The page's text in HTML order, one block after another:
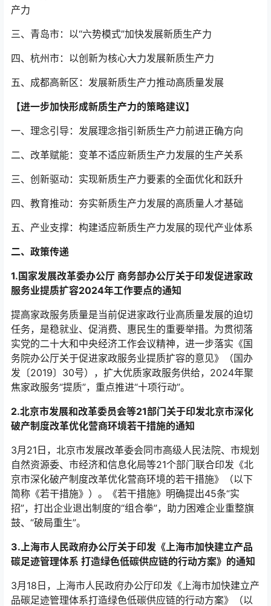
产力
三、青岛市：以“六势模式”加快发展新质生产力
四、杭州市：以创新为核心大力发展新质生产力
五、成都高新区：发展新质生产力推动高质量发展
【进一步加快形成新质生产力的策略建议】
一、理念引导：发展理念指引新质生产力前进正确方向
二、改革赋能：变革不适应新质生产力发展的生产关系
三、创新驱动：实现新质生产力要素的全面优化和跃升
四、教育推动：夯实新质生产力发展的高质量人才基础
五、产业支撑：构建适应新质生产力发展的现代产业体系
二、政策传递
1.国家发展改革委办公厅 商务部办公厅关于印发促进家政
服务业提质扩容2024年工作要点的通知
提高家政服务质量是当前促进家政行业高质量发展的迫切
任务，是稳就业、促消费、惠民生的重要举措。为贯彻落
实党的二十大和中央经济工作会议精神，进一步落实《国
务院办公厅关于促进家政服务业提质扩容的意见》（国办
发〔2019〕30号），扩大优质家政服务供给，2024年聚
焦家政服务“提质”，重点推进“十项行动”。
2.北京市发展和改革委员会等21部门关于印发北京市深化
破产制度改革优化营商环境若干措施的通知
3月21日，北京市发展改革委会同市高级人民法院、市规划
自然资源委、市经济和信息化局等21个部门联合印发《北
京市深化破产制度改革优化营商环境的若干措施》（以下
简称《若干措施》）。《若干措施》明确提出45条“实
招”，打出企业退出制度的“组合拳”，助力困难企业重整旗
鼓、“破局重生”。
3.上海市人民政府办公厅关于印发《上海市加快建立产品
碳足迹管理体系 打造绿色低碳供应链的行动方案》的通知
3月18日，上海市人民政府办公厅印发《上海市加快建立产
品碳足迹管理体系打造绿色低碳供应链的行动方案》（以